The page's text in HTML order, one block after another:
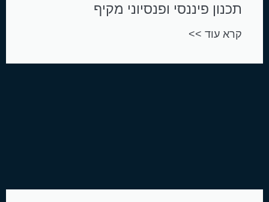
תכנון פיננסי ופנסיוני מקיף
קרא עוד >>